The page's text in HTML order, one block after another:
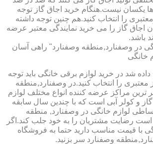
ها یکسان نیست.هنگام خرید اجاق گاز توجه
را انتخاب کنید.هم چنین توجه داشته
اجاق گاز را می خرید نمایندگی معتبر عرضه
باشد.
در وصفنارد,منطقه وصفنارد" راهی آسان
خانگی
شد در خرید لوازم برقی خانگی باید توجه
معتبری را انتخاب کنید.در وصفنارد,منطقه
ترین مراکز عرضه کننده انواع مختلف لوازم
و کولر آبی است که با چندین سال سابقه
لوازم خانگی در وصفنارد, منطقه
رضایت مشتریان را به خود جلب کند.اگر
با قیمت مناسب دارید حتما به فروشگاه
وصفنارد سر بزنید.